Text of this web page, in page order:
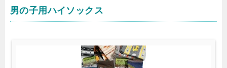
男の子用ハイソックス